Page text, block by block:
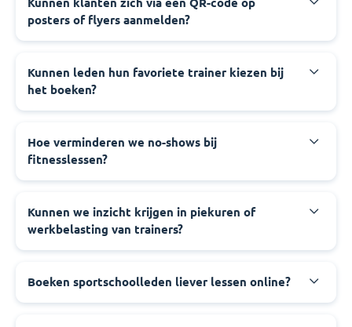
Kunnen klanten zich via een QR-code op
posters of flyers aanmelden?
Kunnen leden hun favoriete trainer kiezen bij
het boeken?
Hoe verminderen we no-shows bij
fitnesslessen?
Kunnen we inzicht krijgen in piekuren of
werkbelasting van trainers?
Boeken sportschoolleden liever lessen online?